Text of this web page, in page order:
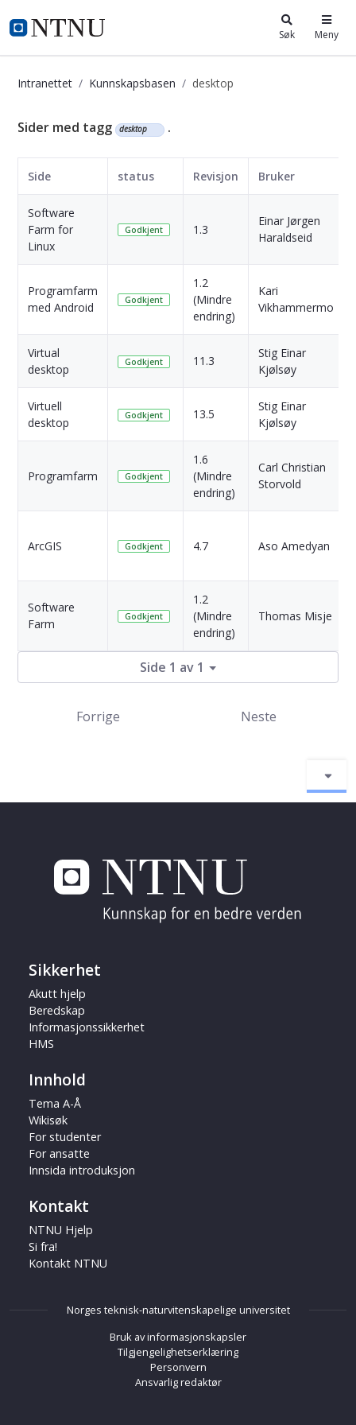
i.ntnu.no Søk Meny
Intranettet Kunnskapsbasen desktop
Kunnskapsbasen
Sider med tagg desktop .
Side status Revisjon Bruker
Software
Farm for
Linux
Godkjent 1.3
Einar Jørgen
Haraldseid
Programfarm
med Android
Godkjent
1.2
(Mindre
endring)
Kari
Vikhammermo
Virtual
desktop
Godkjent 11.3
Stig Einar
Kjølsøy
Virtuell
desktop
Godkjent 13.5
Stig Einar
Kjølsøy
Programfarm Godkjent
1.6
(Mindre
endring)
Carl Christian
Storvold
ArcGIS Godkjent 4.7 Aso Amedyan
Software
Farm
Godkjent
1.2
(Mindre
endring)
Thomas Misje
Side 1 av 1
Forrige Neste
Sikkerhet
Akutt hjelp
Beredskap
Informasjonssikkerhet
HMS
Innhold
Tema A-Å
Wikisøk
For studenter
For ansatte
Innsida introduksjon
Kontakt
NTNU Hjelp
Si fra!
Kontakt NTNU
Norges teknisk-naturvitenskapelige universitet
Bruk av informasjonskapsler
Tilgjengelighetserklæring
Personvern
Ansvarlig redaktør